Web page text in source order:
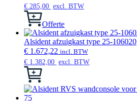
€ 285,00 excl. BTW
Offerte
Alsident afzuigkast type 25-106020
€ 1.672,22 incl. BTW
€ 1.382,00 excl. BTW
Dit
heeft